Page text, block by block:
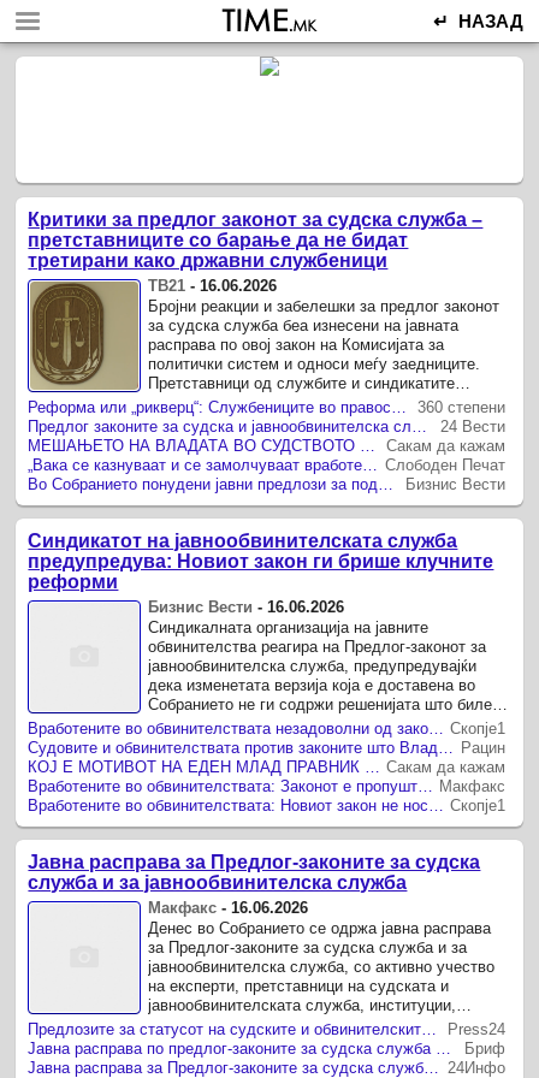
↵ НАЗАД
Критики за предлог законот за судска служба –
претставниците со барање да не бидат
третирани како државни службеници
ТВ21 - 16.06.2026
Бројни реакции и забелешки за предлог законот
за судска служба беа изнесени на јавната
расправа по овој закон на Комисијата за
политички систем и односи меѓу заедниците.
Претставници од службите и синдикатите
побараа тој да се повлече од процедура и или
сериозно да се ...
360 степени
24 Вести
Сакам да кажам
Слободен Печат
Бизнис Вести
Синдикатот на јавнообвинителската служба
предупредува: Новиот закон ги брише клучните
реформи
Бизнис Вести - 16.06.2026
Синдикалната организација на јавните
обвинителства реагира на Предлог-законот за
јавнообвинителска служба, предупредувајќи
дека изменетата верзија која е доставена во
Собранието не ги содржи решенијата што биле
договорени во работната група.
Скопје1
Рацин
Сакам да кажам
Макфакс
Скопје1
Јавна расправа за Предлог-законите за судска
служба и за јавнообвинителска служба
Макфакс -16.06.2026
Денес во Собранието се одржа јавна расправа
за Предлог-законите за судска служба и за
јавнообвинителска служба, со активно учество
на експерти, претставници на судската и
јавнообвинителската служба, институции,
синдикати и други засегнати страни. Предлозите за статусот на судските и обвинителските службеници пред Собранието
Press24
Јавна расправа по предлог-законите за судска служба и за јавнообвинителска служба
Бриф
Јавна расправа за Предлог-законите за судска служба и за јавнообвинителска служба 24Инфо